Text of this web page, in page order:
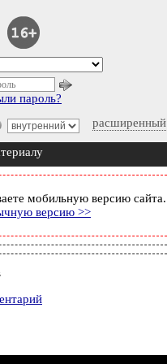
расширенный
пароль?
мобильную версию сайта.
версию >>